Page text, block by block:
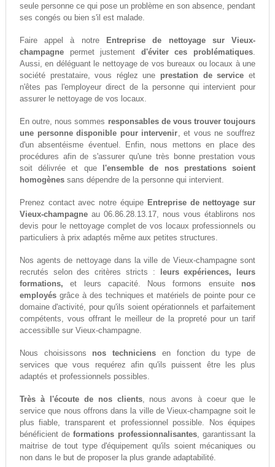
seule personne ce qui pose un problème en son absence, pendant
ses congés ou bien s'il est malade.
Faire appel à notre
Entreprise de nettoyage sur Vieux-
champagnepermet justement d'éviter ces problématiques.
Aussi, en déléguant le nettoyage de vos bureaux ou locaux à une
société prestataire, vous réglez une prestation de service et
n'êtes pas l'employeur direct de la personne qui intervient pour
assurer le nettoyage de vos locaux.
En outre, nous sommes responsables de vous trouver toujours
une personne disponible pour intervenir, et vous ne souffrez
d'un absentéisme éventuel. Enfin, nous mettons en place des
procédures afin de s'assurer qu'une très bonne prestation vous
soit délivrée et que
l'ensemble de nos prestations soient
homogènessans dépendre de la personne qui intervient.
Prenez contact avec notre équipe Entreprise de nettoyage sur
Vieux-champagneau 06.86.28.13.17, nous vous établirons nos
devis pour le nettoyage complet de vos locaux professionnels ou
particuliers à prix adaptés même aux petites structures.
Nos agents de nettoyage dans la ville de Vieux-champagne sont
recrutés selon des critères stricts :
leurs expériences, leurs
formations, et leurs capacité. Nous formons ensuite nos
employésgrâce à des techniques et matériels de pointe pour ce
domaine d'activité, pour qu'ils soient opérationnels et parfaitement
compétents, vous offrant le meilleur de la propreté pour un tarif
accessiblle sur Vieux-champagne.
Nous choisissons nos techniciens en fonction du type de
services que vous requérez afin qu'ils puissent être les plus
adaptés et professionnels possibles.
Très à l'écoute de nos clients, nous avons à coeur que le
service que nous offrons dans la ville de Vieux-champagne soit le
plus fiable, transparent et professionnel possible. Nos équipes
bénéficient deformations professionnalisantes, garantissant la
maitrise de tout type d'équipement qu'ils soient mécaniques ou
non dans le but de proposer la plus grande adaptabilité.